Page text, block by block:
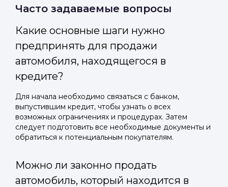
Часто задаваемые вопросы
Какие основные шаги нужно
предпринять для продажи
автомобиля, находящегося в
кредите?
Для начала необходимо связаться с банком,
выпустившим кредит, чтобы узнать о всех
возможных ограничениях и процедурах. Затем
следует подготовить все необходимые документы и
обратиться к потенциальным покупателям.
Можно ли законно продать
автомобиль, который находится в